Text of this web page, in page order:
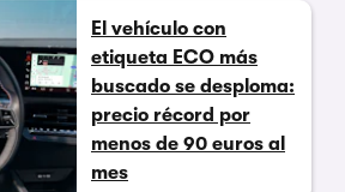
El vehículo con
etiqueta ECO más
buscado se desploma:
precio récord por
menos de 90 euros al
mes